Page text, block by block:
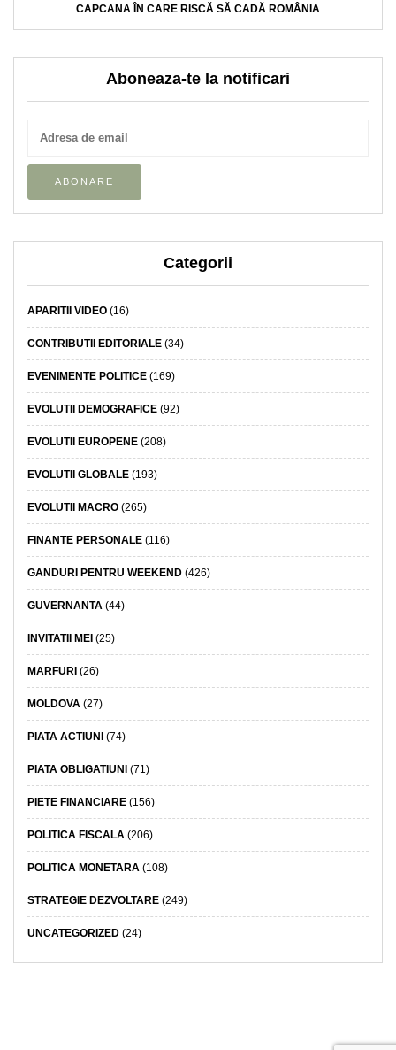
CAPCANA ÎN CARE RISCĂ SĂ CADĂ ROMÂNIA
Aboneaza-te la notificari
Categorii
APARITII VIDEO (16)
CONTRIBUTII EDITORIALE (34)
EVENIMENTE POLITICE (169)
EVOLUTII DEMOGRAFICE (92)
EVOLUTII EUROPENE (208)
EVOLUTII GLOBALE (193)
EVOLUTII MACRO (265)
FINANTE PERSONALE (116)
GANDURI PENTRU WEEKEND (426)
GUVERNANTA (44)
INVITATII MEI (25)
MARFURI (26)
MOLDOVA (27)
PIATA ACTIUNI (74)
PIATA OBLIGATIUNI (71)
PIETE FINANCIARE (156)
POLITICA FISCALA (206)
POLITICA MONETARA (108)
STRATEGIE DEZVOLTARE (249)
UNCATEGORIZED (24)